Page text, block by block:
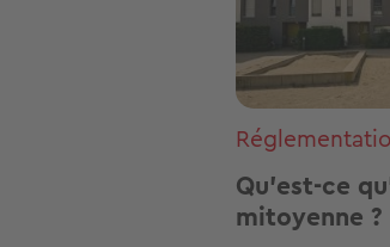
Qu'est-ce
mitoyenne ?